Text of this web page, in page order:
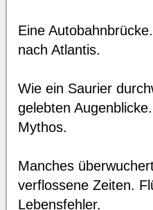
Eine
nach Atlantis.
Wie ein Saurier
gelebten
Mythos.
Manches
verflossene Zeiten.
Lebensfehler.